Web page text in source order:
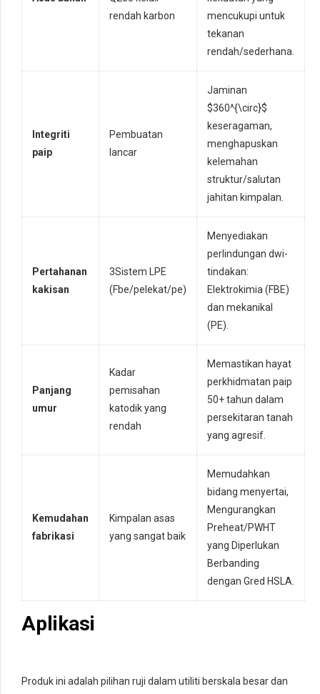
rendah karbon
mencukupi untuk
tekanan
rendah/sederhana.
Integriti
paip
Pembuatan
lancar
Jaminan
$360^{\circ}$
keseragaman,
menghapuskan
kelemahan
struktur/salutan
jahitan kimpalan.
Pertahanan
kakisan
3Sistem LPE
(Fbe/pelekat/pe)
Menyediakan
perlindungan dwi-
tindakan:
Elektrokimia (FBE)
dan mekanikal
(PE).
Panjang
umur
Kadar
pemisahan
katodik yang
rendah
Memastikan hayat
perkhidmatan paip
50+ tahun dalam
persekitaran tanah
yang agresif.
Kemudahan
fabrikasi
Kimpalan asas
yang sangat baik
Memudahkan
bidang menyertai,
Mengurangkan
Preheat/PWHT
yang Diperlukan
Berbanding
dengan Gred HSLA.
Aplikasi
Produk ini adalah pilihan ruji dalam utiliti berskala besar dan